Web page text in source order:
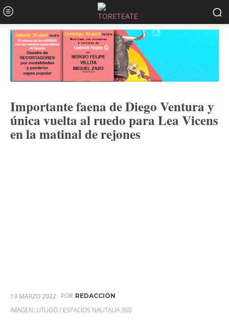
Importante faena de Diego Ventura y
única vuelta al ruedo para Lea Vicens
en la matinal de rejones
19 MARZO 2022 POR REDACCIÓN
IMAGEN: LITUGO / ESPACIOS NAUTALIA 360